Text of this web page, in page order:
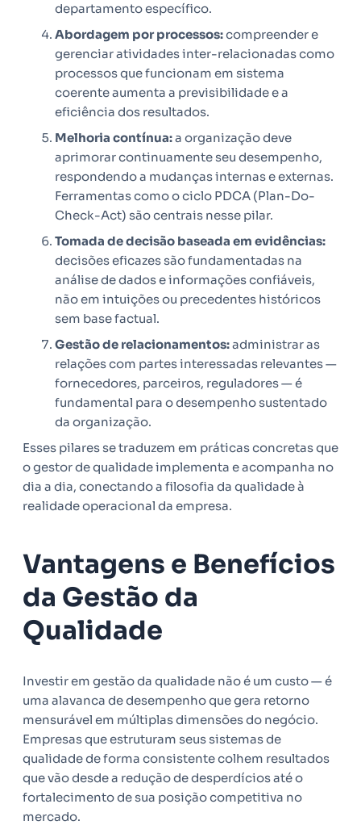
departamento específico.
Abordagem por processos:compreender e
gerenciar atividades inter-relacionadas como
processos que funcionam em sistema
coerente aumenta a previsibilidade e a
eficiência dos resultados.
Melhoria contínua:a organização deve
aprimorar continuamente seu desempenho,
respondendo a mudanças internas e externas.
Ferramentas como o ciclo PDCA (Plan-Do-
Check-Act) são centrais nesse pilar.
Tomada de decisão baseada em evidências:
decisões eficazes são fundamentadas na
análise de dados e informações confiáveis,
não em intuições ou precedentes históricos
sem base factual.
Gestão de relacionamentos:administrar as
relações com partes interessadas relevantes —
fornecedores, parceiros, reguladores — é
fundamental para o desempenho sustentado
da organização.
Esses pilares se traduzem em práticas concretas que
o gestor de qualidade implementa e acompanha no
dia a dia, conectando a filosofia da qualidade à
realidade operacional da empresa.
Vantagens e Benefícios
da Gestão da
Qualidade
Investir em gestão da qualidade não é um custo — é
uma alavanca de desempenho que gera retorno
mensurável em múltiplas dimensões do negócio.
Empresas que estruturam seus sistemas de
qualidade de forma consistente colhem resultados
que vão desde a redução de desperdícios até o
fortalecimento de sua posição competitiva no
mercado.